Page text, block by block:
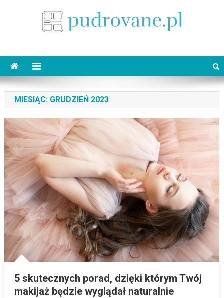
MIESIĄC: GRUDZIEŃ 2023
5 skutecznych porad, dzięki którym Twój
makijaż będzie wyglądał naturalnie